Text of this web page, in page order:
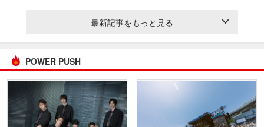
最新記事をもっと見る
POWER PUSH